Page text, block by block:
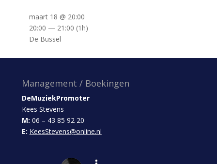
maart 18 @ 20:00
20:00 — 21:00 (1h)
De Bussel
Management / Boekingen
DeMuziekPromoter
Kees Stevens
M: 06 – 43 85 92 20
E: KeesStevens@online.nl